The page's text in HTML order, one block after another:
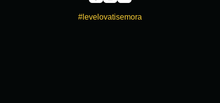
#levelovatisemora